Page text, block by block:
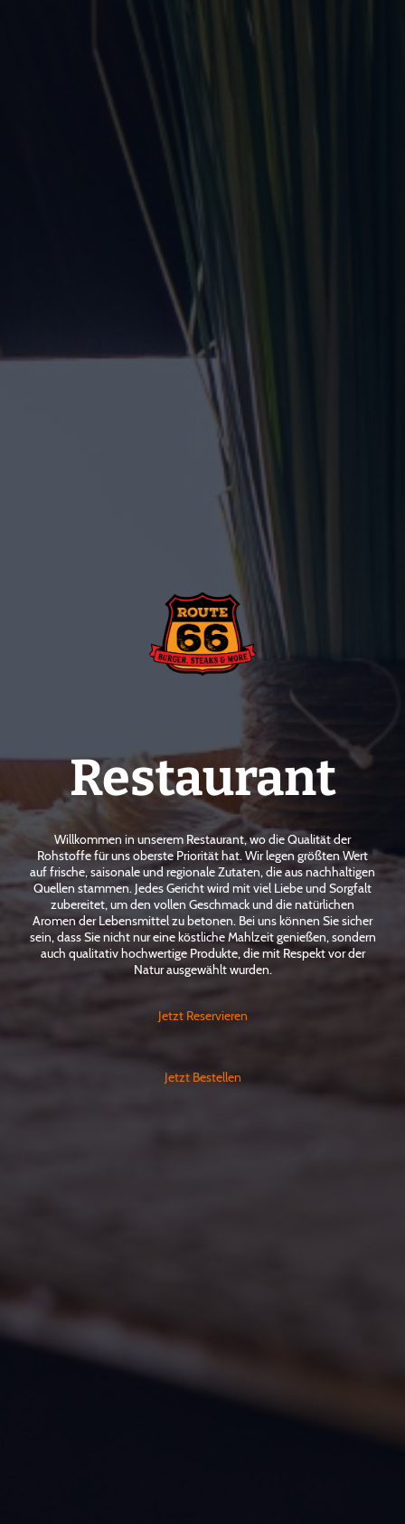
Restaurant
Willkommen in unserem Restaurant, wo die Qualität der
Rohstoffe für uns oberste Priorität hat. Wir legen größten Wert
auf frische, saisonale und regionale Zutaten, die aus nachhaltigen
Quellen stammen. Jedes Gericht wird mit viel Liebe und Sorgfalt
zubereitet, um den vollen Geschmack und die natürlichen
Aromen der Lebensmittel zu betonen. Bei uns können Sie sicher
sein, dass Sie nicht nur eine köstliche Mahlzeit genießen, sondern
auch qualitativ hochwertige Produkte, die mit Respekt vor der
Natur ausgewählt wurden.
Jetzt Reservieren
Jetzt Bestellen